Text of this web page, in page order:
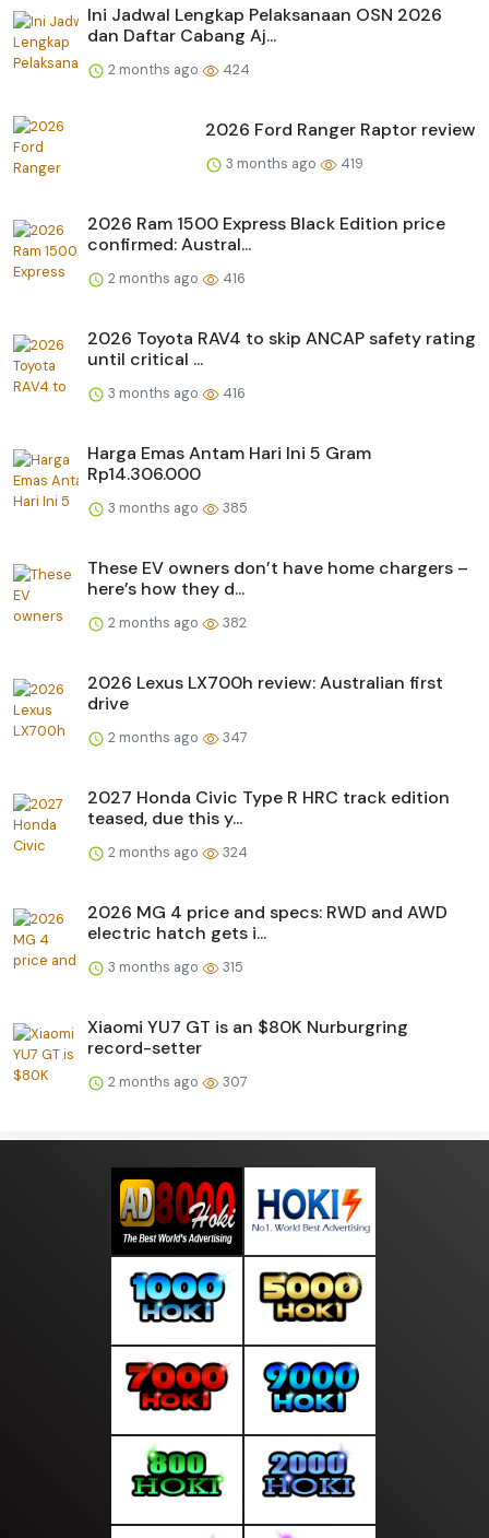
Ini Jadwal Lengkap Pelaksanaan OSN 2026
dan Daftar Cabang Aj...
2 months ago 424
2026 Ford Ranger Raptor review
3 months ago 419
2026 Ram 1500 Express Black Edition price
confirmed: Austral...
2 months ago 416
2026 Toyota RAV4 to skip ANCAP safety rating
until critical ...
3 months ago 416
Harga Emas Antam Hari Ini 5 Gram
Rp14.306.000
3 months ago 385
These EV owners don’t have home chargers –
here’s how they d...
2 months ago 382
2026 Lexus LX700h review: Australian first
drive
2 months ago 347
2027 Honda Civic Type R HRC track edition
teased, due this y...
2 months ago 324
2026 MG 4 price and specs: RWD and AWD
electric hatch gets i...
3 months ago 315
Xiaomi YU7 GT is an $80K Nurburgring
record-setter
2 months ago 307